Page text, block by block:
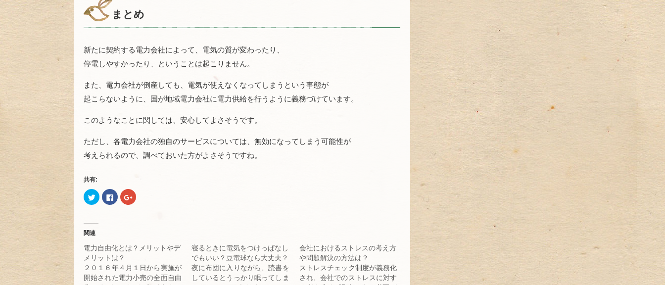
まとめ
新たに契約する電力会社によって、電気の質が変わったり、
停電しやすかったり、ということは起こりません。
また、電力会社が倒産しても、電気が使えなくなってしまうという事態が
起こらないように、国が地域電力会社に電力供給を行うように義務づけています。
このようなことに関しては、安心してよさそうです。
ただし、各電力会社の独自のサービスについては、無効になってしまう可能性が
考えられるので、調べておいた方がよさそうですね。
共有:
ク
リ
て
共
有
し
い
ウ
ィ
Facebook
で
リ
ッ
ク
し
て
く
ク
リ
有
い
ウ
ィ
関連
電力自由化とは？メリットやデ
メリットは？
２０１６年４月１日から実施が
開始された電力小売の全面自由
寝るときに電気をつけっぱなし
でもいい？豆電球なら大丈夫？
夜に布団に入りながら、読書を
しているとうっかり眠ってしま
会社におけるストレスの考え方
や問題解決の方法は？
ストレスチェック制度が義務化
され、会社でのストレスに対す